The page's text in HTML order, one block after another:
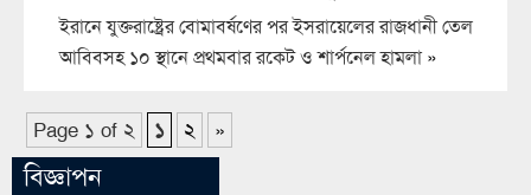
ইরানে যুক্তরাষ্ট্রের বোমাবর্ষণের পর ইসরায়েলের রাজধানী তেল
আবিবসহ ১০ স্থানে প্রথমবার রকেট ও শার্পনেল হামলা»
Page ১ of ২ ১ ২ »
বিজ্ঞাপন